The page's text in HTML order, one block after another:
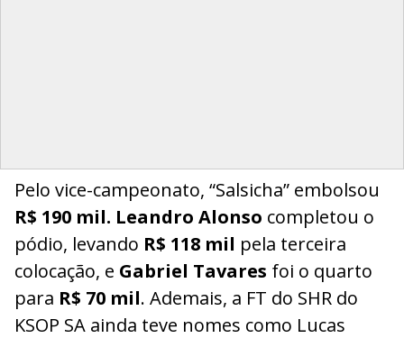
Pelo vice-campeonato, “Salsicha” embolsou
R$ 190 mil. Leandro Alonso completou o
pódio, levando R$ 118 mil pela terceira
colocação, e Gabriel Tavares foi o quarto
para R$ 70 mil. Ademais, a FT do SHR do
KSOP SA ainda teve nomes como Lucas